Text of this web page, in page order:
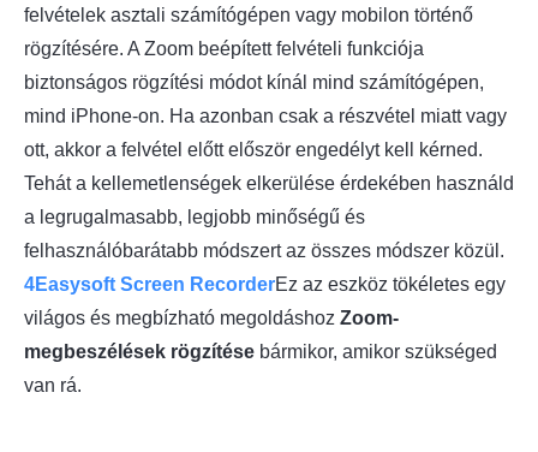
felvételek asztali számítógépen vagy mobilon történő
rögzítésére. A Zoom beépített felvételi funkciója
biztonságos rögzítési módot kínál mind számítógépen,
mind iPhone-on. Ha azonban csak a részvétel miatt vagy
ott, akkor a felvétel előtt először engedélyt kell kérned.
Tehát a kellemetlenségek elkerülése érdekében használd
a legrugalmasabb, legjobb minőségű és
felhasználóbarátabb módszert az összes módszer közül.
4Easysoft Screen RecorderEz az eszköz tökéletes egy
világos és megbízható megoldáshoz Zoom-
megbeszélések rögzítése bármikor, amikor szükséged
van rá.